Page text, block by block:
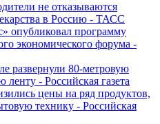
не отказываются
в Россию - ТАСС
опубликовал программу
экономического форума -
развернули 80-метровую
ленту - Российская газета
цены на ряд продуктов,
технику - Российская